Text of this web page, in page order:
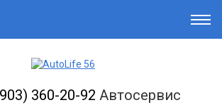
360-20-92 Автосервис